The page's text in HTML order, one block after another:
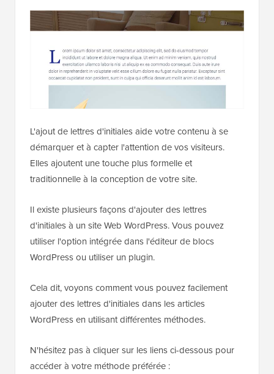
L'ajout de lettres d'initiales aide votre contenu à se
démarquer et à capter l'attention de vos visiteurs.
Elles ajoutent une touche plus formelle et
traditionnelle à la conception de votre site.
Il existe plusieurs façons d'ajouter des lettres
d'initiales à un site Web WordPress. Vous pouvez
utiliser l'option intégrée dans l'éditeur de blocs
WordPress ou utiliser un plugin.
Cela dit, voyons comment vous pouvez facilement
ajouter des lettres d'initiales dans les articles
WordPress en utilisant différentes méthodes.
N'hésitez pas à cliquer sur les liens ci-dessous pour
accéder à votre méthode préférée :